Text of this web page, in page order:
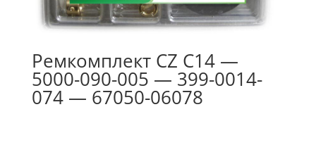
Ремкомплект CZ C14 —
5000-090-005 — 399-0014-
074 — 67050-06078